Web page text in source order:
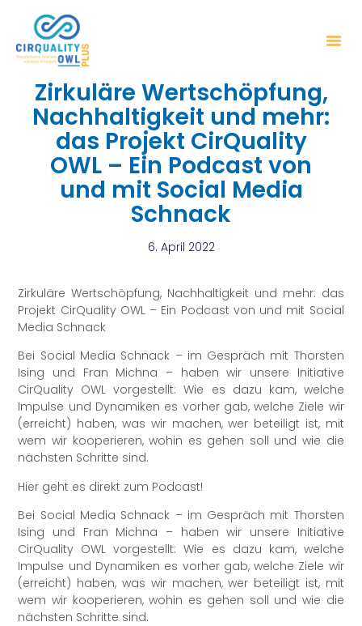
Zirkuläre Wertschöpfung,
Nachhaltigkeit und mehr:
das Projekt CirQuality
OWL – Ein Podcast von
und mit Social Media
Schnack
6. April 2022
Zirkuläre Wertschöpfung, Nachhaltigkeit und mehr: das
Projekt CirQuality OWL – Ein Podcast von und mit Social
Media Schnack
Bei Social Media Schnack – im Gespräch mit Thorsten
Ising und Fran Michna – haben wir unsere Initiative
CirQuality OWL vorgestellt: Wie es dazu kam, welche
Impulse und Dynamiken es vorher gab, welche Ziele wir
(erreicht) haben, was wir machen, wer beteiligt ist, mit
wem wir kooperieren, wohin es gehen soll und wie die
nächsten Schritte sind.
Hier geht es direkt zum Podcast!
Bei Social Media Schnack – im Gespräch mit Thorsten
Ising und Fran Michna – haben wir unsere Initiative
CirQuality OWL vorgestellt: Wie es dazu kam, welche
Impulse und Dynamiken es vorher gab, welche Ziele wir
(erreicht) haben, was wir machen, wer beteiligt ist, mit
wem wir kooperieren, wohin es gehen soll und wie die
nächsten Schritte sind.